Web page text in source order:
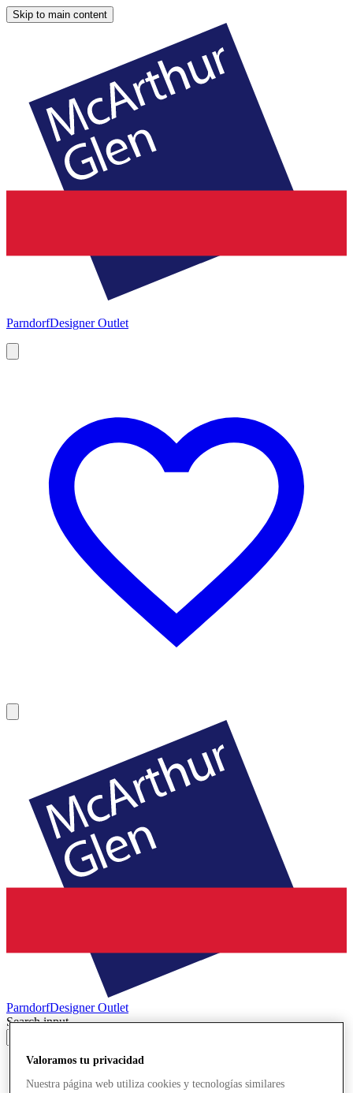
Skip to main content
ParndorfDesigner Outlet
ParndorfDesigner Outlet
Search input
Valoramos tu privacidad
Nuestra página web utiliza cookies y tecnologías similares